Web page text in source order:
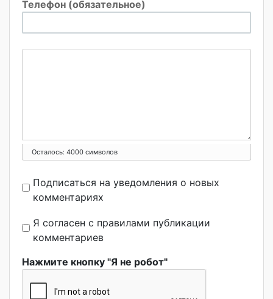
Телефон (обязательное)
Осталось: 4000 символов
Подписаться на уведомления о новых
комментариях
Я согласен с правилами публикации
комментариев
Нажмите кнопку "Я не робот"